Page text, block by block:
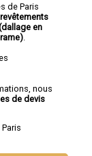
de Paris
revêtements
en
nous
de devis
Paris